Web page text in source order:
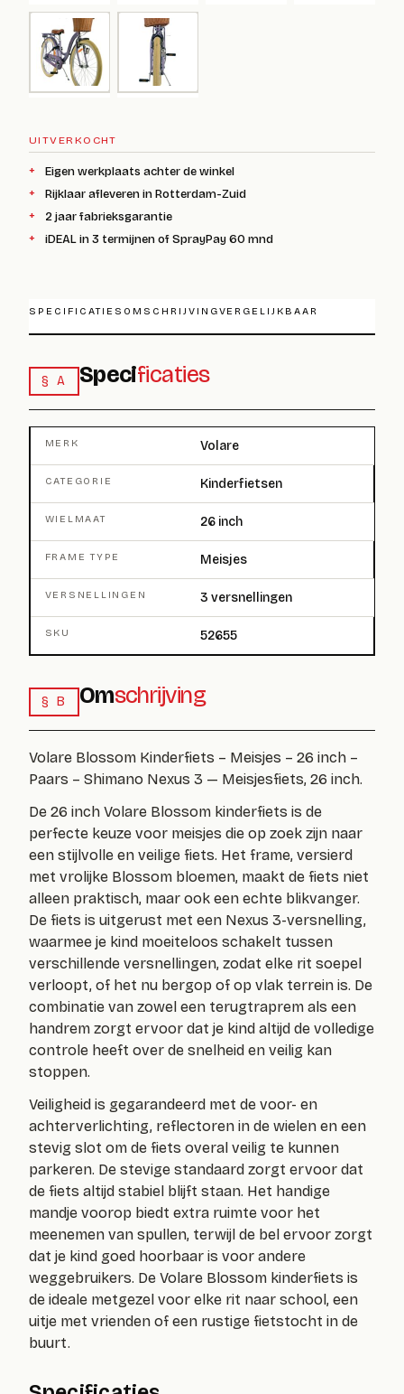
UITVERKOCHT
Eigen werkplaats achter de winkel
Rijklaar afleveren in Rotterdam-Zuid
2 jaar fabrieksgarantie
iDEAL in 3 termijnen of SprayPay 60 mnd
SPECIFICATIES OMSCHRIJVINGVERGELIJKBAAR
§ A Specificaties
MERK Volare
CATEGORIE Kinderfietsen
WIELMAAT 26 inch
FRAME TYPE Meisjes
VERSNELLINGEN 3 versnellingen
SKU 52655
§ B Omschrijving
Volare Blossom Kinderfiets – Meisjes – 26 inch –
Paars – Shimano Nexus 3 — Meisjesfiets, 26 inch.
De 26 inch Volare Blossom kinderfiets is de
perfecte keuze voor meisjes die op zoek zijn naar
een stijlvolle en veilige fiets. Het frame, versierd
met vrolijke Blossom bloemen, maakt de fiets niet
alleen praktisch, maar ook een echte blikvanger.
De fiets is uitgerust met een Nexus 3-versnelling,
waarmee je kind moeiteloos schakelt tussen
verschillende versnellingen, zodat elke rit soepel
verloopt, of het nu bergop of op vlak terrein is. De
combinatie van zowel een terugtraprem als een
handrem zorgt ervoor dat je kind altijd de volledige
controle heeft over de snelheid en veilig kan
stoppen.
Veiligheid is gegarandeerd met de voor- en
achterverlichting, reflectoren in de wielen en een
stevig slot om de fiets overal veilig te kunnen
parkeren. De stevige standaard zorgt ervoor dat
de fiets altijd stabiel blijft staan. Het handige
mandje voorop biedt extra ruimte voor het
meenemen van spullen, terwijl de bel ervoor zorgt
dat je kind goed hoorbaar is voor andere
weggebruikers. De Volare Blossom kinderfiets is
de ideale metgezel voor elke rit naar school, een
uitje met vrienden of een rustige fietstocht in de
buurt.